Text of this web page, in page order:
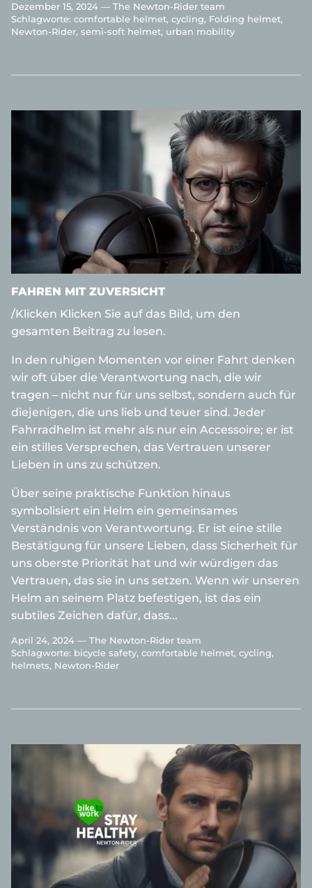
Dezember 15, 2024 — The Newton-Rider team
Schlagworte: comfortable helmet cycling Folding helmet
Newton-Rider semi-soft helmet urban mobility
FAHREN MIT ZUVERSICHT
/Klicken Klicken Sie auf das Bild, um den
gesamten Beitrag zu lesen.
In den ruhigen Momenten vor einer Fahrt denken
wir oft über die Verantwortung nach, die wir
tragen – nicht nur für uns selbst, sondern auch für
diejenigen, die uns lieb und teuer sind. Jeder
Fahrradhelm ist mehr als nur ein Accessoire; er ist
ein stilles Versprechen, das Vertrauen unserer
Lieben in uns zu schützen.
Über seine praktische Funktion hinaus
symbolisiert ein Helm ein gemeinsames
Verständnis von Verantwortung. Er ist eine stille
Bestätigung für unsere Lieben, dass Sicherheit für
uns oberste Priorität hat und wir würdigen das
Vertrauen, das sie in uns setzen. Wenn wir unseren
Helm an seinem Platz befestigen, ist das ein
subtiles Zeichen dafür, dass...
April 24, 2024 — The Newton-Rider team
Schlagworte: bicycle safety comfortable helmet cycling
helmets Newton-Rider